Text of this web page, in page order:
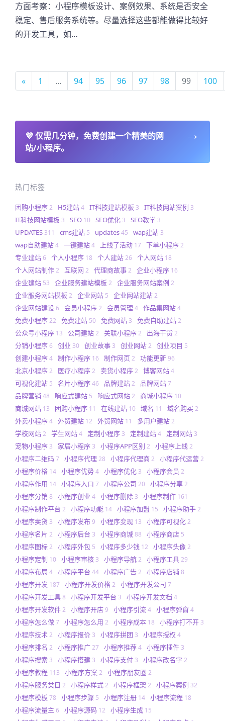
方面考察：小程序模板设计、案例效果、系统是否安全
稳定、售后服务系统等。尽量选择这些都能做得比较好
的开发工具，如…
« 1 ... 94 95 96 97 98 99 100
💜仅需几分钟，免费创建一个精美的网
站/小程序。
→
热门标签
团购小程序2 H5建站4 IT科技建站模板 3 IT科技网站案例 3
IT科技网站模板 3 SEO 10 SEO优化 3 SEO教学 3
UPDATES 311 cms建站 5 updates45 wap建站 3
wap自助建站4 一键建站4 上线了活动 17 下单小程序2
专业建站6 个人小程序 18 个人建站26 个人网站 18
个人网站制作2 互联网 2 代理商故事2 企业小程序 16
企业建站 53 企业服务建站模板 2 企业服务网站案例 2
企业服务网站模板 2 企业网站 5 企业网站建站2
企业网站建设6 会员小程序2 会员管理 4 作品集网站4
免费小程序22 免费建站 50 免费网站 3 免费自助建站2
公众号小程序 13 公司建站2 关联小程序2 出海干货2
分销小程序6 创业 30 创业故事 3 创业网站2 创业项目 5
创建小程序4 制作小程序 16 制作网页 2 功能更新96
北京小程序2 医疗小程序2 卖货小程序2 博客网站4
可视化建站 5 名片小程序46 品牌建站2 品牌网站7
品牌营销 48 响应式建站 5 响应式网站2 商城小程序 10
商城网站 13 团购小程序 11 在线建站 10 域名 11 域名购买2
外卖小程序4 外贸建站 12 外贸网站 11 多用户建站2
学校网站2 学生网站4 定制小程序 3 定制建站4 定制网站 3
宠物小程序 3 家居小程序 3 小程序APP区别 2 小程序上线 2
小程序二维码7 小程序代理 28 小程序代理商2 小程序代运营2
小程序价格 14 小程序优势4 小程序优化 3 小程序会员 2
小程序作用 14 小程序入口 7 小程序公司 20 小程序分享2
小程序分销 8 小程序创业 4 小程序删除 3 小程序制作 161
小程序制作平台 2 小程序功能 14 小程序加盟 15 小程序助手2
小程序卖货 3 小程序发布9 小程序变现 13 小程序可视化2
小程序名片 2 小程序后台 3 小程序商城88 小程序商店 5
小程序图标2 小程序外包 5 小程序多少钱 12 小程序头像 2
小程序定制 10 小程序审核 3 小程序导航2 小程序工具29
小程序布局 4 小程序平台 44 小程序广告2 小程序店铺8
小程序开发 187 小程序开发价格2 小程序开发公司 7
小程序开发工具8 小程序开发平台 3 小程序开发文档 4
小程序开发软件2 小程序开店9 小程序引流4 小程序弹窗 4
小程序怎么做7 小程序怎么用 2 小程序成本 18 小程序打不开 3
小程序技术2 小程序报价 3 小程序拼团 3 小程序授权 4
小程序排名 2 小程序推广27 小程序推荐4 小程序插件 3
小程序搜索 3 小程序搭建 3 小程序支付 3 小程序改名字 2
小程序教程 113 小程序方案2 小程序朋友圈 2
小程序服务类目 2 小程序样式2 小程序框架 2 小程序案例 32
小程序模板 78 小程序步骤 5 小程序注册 14 小程序流程 18
小程序流量主 6 小程序源码 12 小程序生成 15